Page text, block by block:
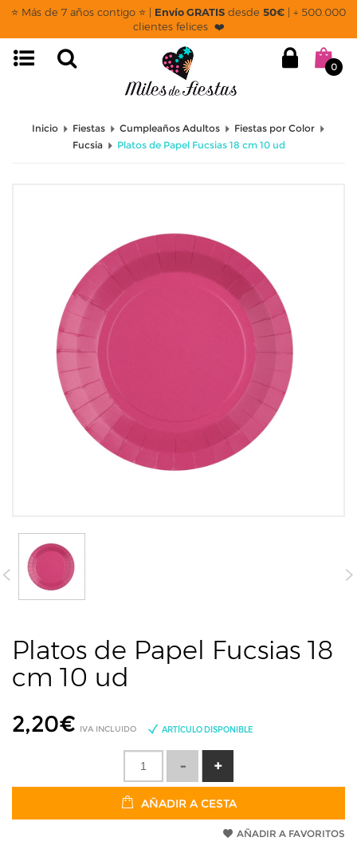
⭐ Más de 7 años contigo ⭐ | Envío GRATIS desde 50€ | + 500.000
clientes felices ❤️
0
Inicio Fiestas Cumpleaños Adultos
Fiestas por Color
Fucsia
Platos de Papel Fucsias 18 cm 10 ud
Platos de Papel Fucsias 18
cm 10 ud
2,20€ IVA INCLUIDO ARTÍCULO DISPONIBLE
AÑADIR A CESTA
AÑADIR A FAVORITOS